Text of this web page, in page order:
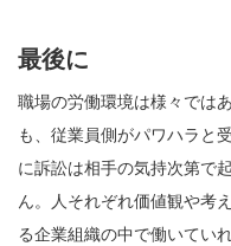
最後に
職場の労働環境は様々では
も、従業員側がパワハラと
に訴訟は相手の気持次第で
ん。人それぞれ価値観や考
る企業組織の中で働いてい